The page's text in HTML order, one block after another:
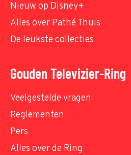
Nieuw op Disney+
Alles over Pathé Thuis
De leukste collecties
Gouden Televizier-Ring
Veelgestelde vragen
Reglementen
Pers
Alles over de Ring